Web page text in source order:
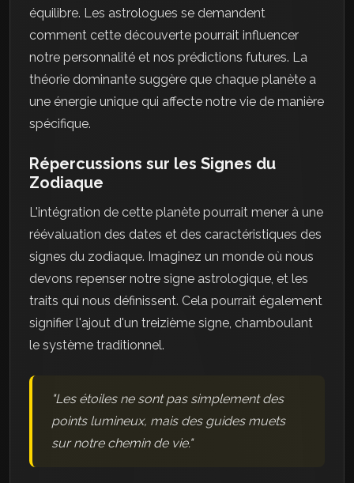
équilibre. Les astrologues se demandent
comment cette découverte pourrait influencer
notre personnalité et nos prédictions futures. La
théorie dominante suggère que chaque planète a
une énergie unique qui affecte notre vie de manière
spécifique.
Répercussions sur les Signes du
Zodiaque
L'intégration de cette planète pourrait mener à une
réévaluation des dates et des caractéristiques des
signes du zodiaque. Imaginez un monde où nous
devons repenser notre signe astrologique, et les
traits qui nous définissent. Cela pourrait également
signifier l'ajout d'un treizième signe, chamboulant
le système traditionnel.
"Les étoiles ne sont pas simplement des
points lumineux, mais des guides muets
sur notre chemin de vie."